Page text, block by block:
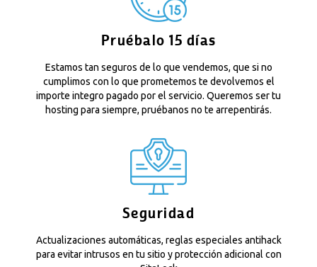
Pruébalo 15 días
Estamos tan seguros de lo que vendemos, que si no
cumplimos con lo que prometemos te devolvemos el
importe integro pagado por el servicio. Queremos ser tu
hosting para siempre, pruébanos no te arrepentirás.
Seguridad
Actualizaciones automáticas, reglas especiales antihack
para evitar intrusos en tu sitio y protección adicional con